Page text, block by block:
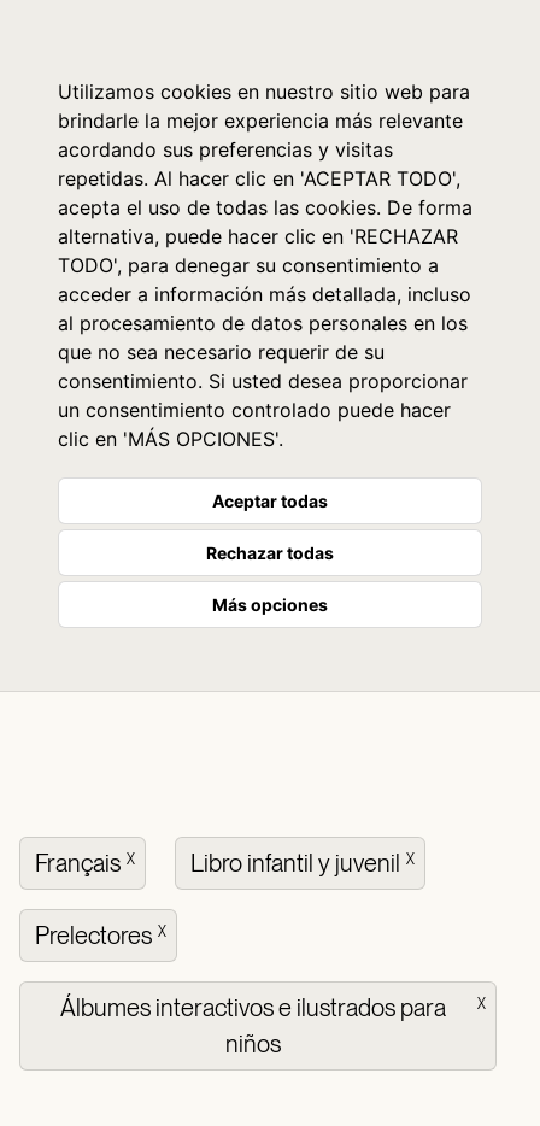
Utilizamos cookies en nuestro sitio web para
brindarle la mejor experiencia más relevante
acordando sus preferencias y visitas
repetidas. Al hacer clic en 'ACEPTAR TODO',
acepta el uso de todas las cookies. De forma
alternativa, puede hacer clic en 'RECHAZAR
TODO', para denegar su consentimiento a
acceder a información más detallada, incluso
al procesamiento de datos personales en los
que no sea necesario requerir de su
consentimiento. Si usted desea proporcionar
un consentimiento controlado puede hacer
clic en 'MÁS OPCIONES'.
Aceptar todas
Rechazar todas
Más opciones
Français X Libro infantil y juvenil X
Prelectores X
Álbumes interactivos e ilustrados para
niños
X